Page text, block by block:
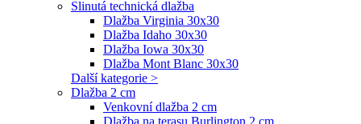
Slinutá technická dlažba
Dlažba Virginia 30x30
Dlažba Idaho 30x30
Dlažba Iowa 30x30
Dlažba Mont Blanc 30x30
Další kategorie >
Dlažba 2 cm
Venkovní dlažba 2 cm